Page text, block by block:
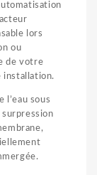
lors
ou
de votre
installation.
l’eau sous
surpression